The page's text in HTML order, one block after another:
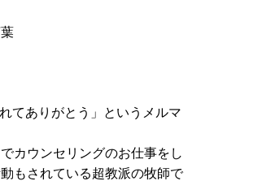
てありがとう」というメルマ
カウンセリングのお仕事をし
もされている超教派の牧師で